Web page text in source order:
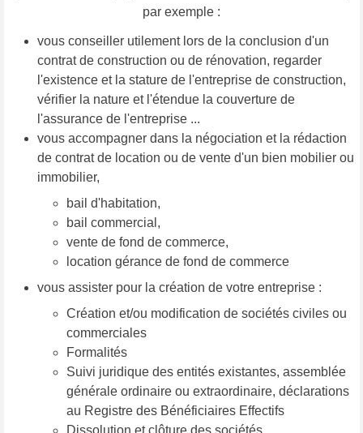
par exemple :
vous conseiller utilement lors de la conclusion d'un
contrat de construction ou de rénovation, regarder
l'existence et la stature de l'entreprise de construction,
vérifier la nature et l'étendue la couverture de
l'assurance de l'entreprise ...
vous accompagner dans la négociation et la rédaction
de contrat de location ou de vente d'un bien mobilier ou
immobilier,
bail d'habitation,
bail commercial,
vente de fond de commerce,
location gérance de fond de commerce
vous assister pour la création de votre entreprise :
Création et/ou modification de sociétés civiles ou
commerciales
Formalités
Suivi juridique des entités existantes, assemblée
générale ordinaire ou extraordinaire, déclarations
au Registre des Bénéficiaires Effectifs
Dissolution et clôture des sociétés